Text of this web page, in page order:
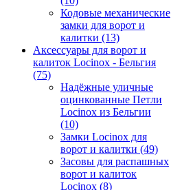
Кодовые механические
замки для ворот и
калитки (13)
Аксессуары для ворот и
калиток Locinox - Бельгия
(75)
Надёжные уличные
оцинкованные Петли
Locinox из Бельгии
(10)
Замки Locinox для
ворот и калитки (49)
Засовы для распашных
ворот и калиток
Locinox (8)